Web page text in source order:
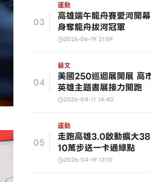
03
運動
高雄端午龍舟賽愛河開
身奪龍舟拔河冠軍
2026-06-19 21:59
04
藝文
美國250巡迴展開展 高
英雄主題書展接力開跑
2026-04-11 14:40
05
運動
走跑高雄3.0啟動擴大
10萬步送一卡通綠點
2026-04-19 13:10